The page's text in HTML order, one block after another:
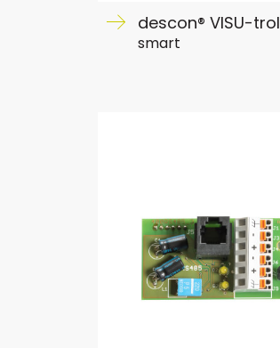
descon® VISU-trol
smart